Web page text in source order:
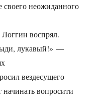
своего неожиданного
воспрял.
лукавый!» —
вездесущего
начинать вопросити